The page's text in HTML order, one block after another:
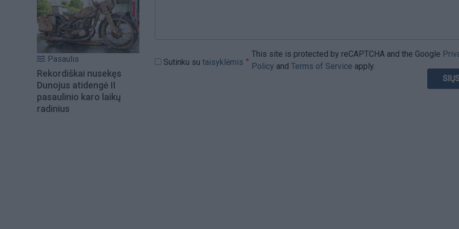
Pasaulis
Rekordiškai nusekęs
Dunojus atidengė II
pasaulinio karo laikų
radinius
Sutinku su taisyklėmis
This site is protected by reCAPTCHA and the Google
Policy and Terms of Service apply.